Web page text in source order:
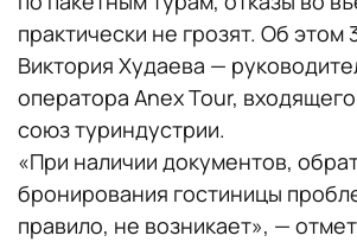
практически не грозят. Об этом
Виктория Худаева —
оператора Anex Tour,
союз туриндустрии.
«При наличии документов,
бронирования гостиницы
правило, не возникает», —